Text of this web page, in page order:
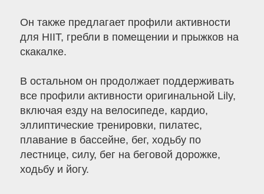
Он также предлагает профили активности
для HIIT, гребли в помещении и прыжков на
скакалке.
В остальном он продолжает поддерживать
все профили активности оригинальной Lily,
включая езду на велосипеде, кардио,
эллиптические тренировки, пилатес,
плавание в бассейне, бег, ходьбу по
лестнице, силу, бег на беговой дорожке,
ходьбу и йогу.